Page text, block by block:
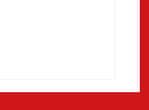
🦉⚽️